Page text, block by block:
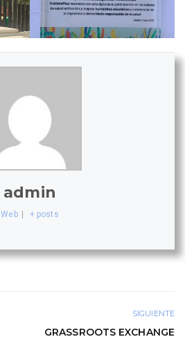
admin
Web | + posts
SIGUIENTE
GRASSROOTS EXCHANGE